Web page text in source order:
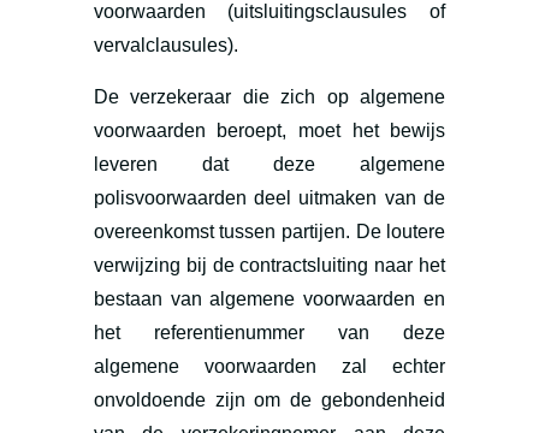
voorwaarden (uitsluitingsclausules of
vervalclausules).
De verzekeraar die zich op algemene
voorwaarden beroept, moet het bewijs
leveren dat deze algemene
polisvoorwaarden deel uitmaken van de
overeenkomst tussen partijen. De loutere
verwijzing bij de contractsluiting naar het
bestaan van algemene voorwaarden en
het referentienummer van deze
algemene voorwaarden zal echter
onvoldoende zijn om de gebondenheid